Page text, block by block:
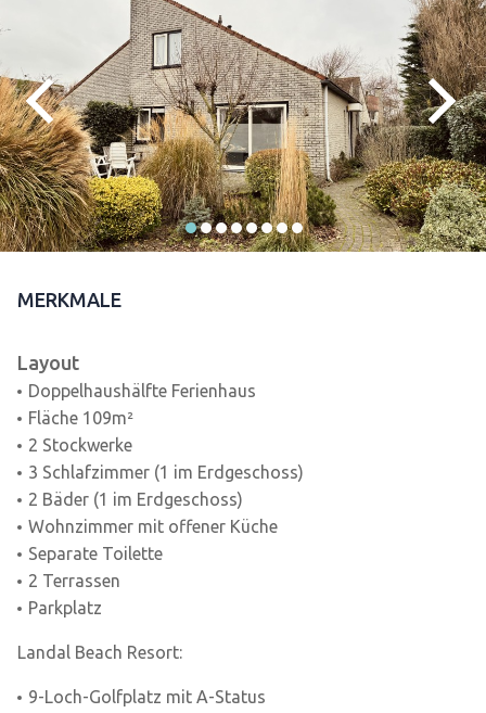
MERKMALE
Layout
Doppelhaushälfte Ferienhaus
Fläche 109m²
2 Stockwerke
3 Schlafzimmer (1 im Erdgeschoss)
2 Bäder (1 im Erdgeschoss)
Wohnzimmer mit offener Küche
Separate Toilette
2 Terrassen
Parkplatz
Landal Beach Resort:
9-Loch-Golfplatz mit A-Status